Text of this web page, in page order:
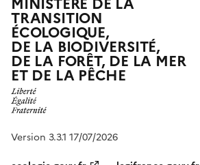
TRANSITION
ÉCOLOGIQUE,
DE LA BIODIVERSITÉ,
DE LA FORÊT, DE LA MER
ET DE LA PÊCHE
Version 3.3.1 17/07/2026